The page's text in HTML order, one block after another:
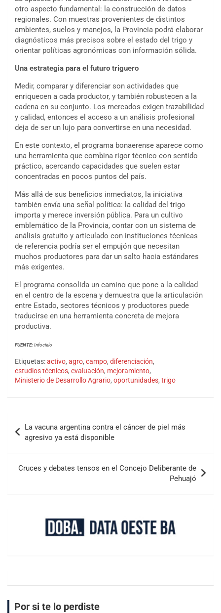
otro aspecto fundamental: la construcción de datos
regionales. Con muestras provenientes de distintos
ambientes, suelos y manejos, la Provincia podrá elaborar
diagnósticos más precisos sobre el estado del trigo y
orientar políticas agronómicas con información sólida.
Una estrategia para el futuro triguero
Medir, comparar y diferenciar son actividades que
enriquecen a cada productor, y también robustecen a la
cadena en su conjunto. Los mercados exigen trazabilidad
y calidad, entonces el acceso a un análisis profesional
deja de ser un lujo para convertirse en una necesidad.
En este contexto, el programa bonaerense aparece como
una herramienta que combina rigor técnico con sentido
práctico, acercando capacidades que suelen estar
concentradas en pocos puntos del país.
Más allá de sus beneficios inmediatos, la iniciativa
también envía una señal política: la calidad del trigo
importa y merece inversión pública. Para un cultivo
emblemático de la Provincia, contar con un sistema de
análisis gratuito y articulado con instituciones técnicas
de referencia podría ser el empujón que necesitan
muchos productores para dar un salto hacia estándares
más exigentes.
El programa consolida un camino que pone a la calidad
en el centro de la escena y demuestra que la articulación
entre Estado, sectores técnicos y productores puede
traducirse en una herramienta concreta de mejora
productiva.
FUENTE:Infocielo
Etiquetas:activo, agro, campo, diferenciación,
estudios técnicos, evaluación, mejoramiento,
Ministerio de Desarrollo Agrario, oportunidades, trigo
La vacuna argentina contra el cáncer de piel más
agresivo ya está disponible
Cruces y debates tensos en el Concejo Deliberante de
Pehuajó
Por si te lo perdiste